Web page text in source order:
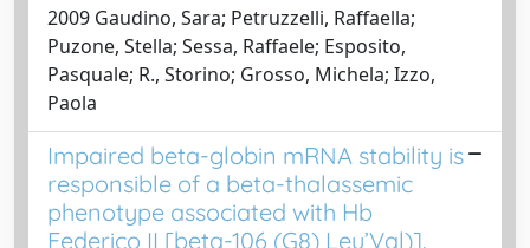
2009 Gaudino, Sara; Petruzzelli, Raffaella;
Puzone, Stella; Sessa, Raffaele; Esposito,
Pasquale; R., Storino; Grosso, Michela; Izzo,
Paola
Impaired beta-globin mRNA stability is
responsible of a beta-thalassemic
phenotype associated with Hb
Federico II [beta-106 (G8) Leu’Val)].